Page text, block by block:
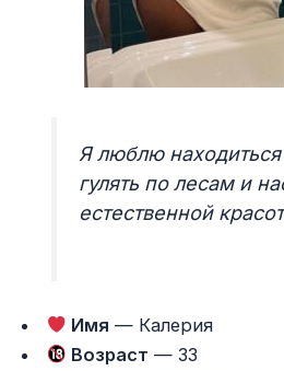
Я люблю
гулять по лесам и
естественной
Имя — Калерия
Возраст — 33